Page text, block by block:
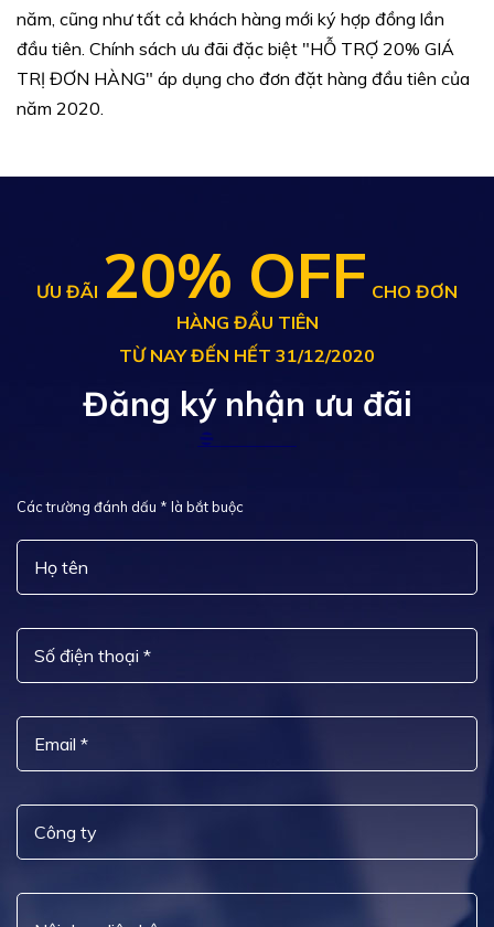
năm, cũng như tất cả khách hàng mới ký hợp đồng lần
đầu tiên. Chính sách ưu đãi đặc biệt "HỖ TRỢ 20% GIÁ
TRỊ ĐƠN HÀNG" áp dụng cho đơn đặt hàng đầu tiên của
năm 2020.
ƯU ĐÃI 20% OFF CHO ĐƠN
HÀNG ĐẦU TIÊN
TỪ NAY ĐẾN HẾT 31/12/2020
Đăng ký nhận ưu đãi
Các trường đánh dấu * là bắt buộc